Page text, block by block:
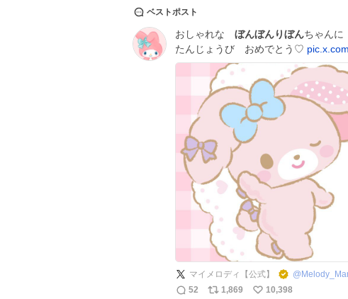
ベストポスト
おしゃれな ぼんぼんりぼんちゃん
たんじょうび おめでとう♡
マイメロディ【公式】 @
52
1,869 10,398